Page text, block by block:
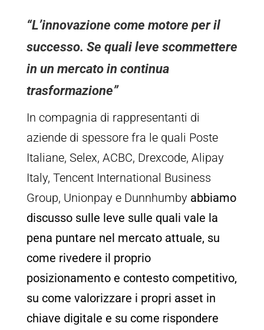
“L’innovazione come motore per il
successo. Se quali leve scommettere
in un mercato in continua
trasformazione”
In compagnia di rappresentanti di
aziende di spessore fra le quali Poste
Italiane, Selex, ACBC, Drexcode, Alipay
Italy, Tencent International Business
Group, Unionpay e Dunnhumby abbiamo
discusso sulle leve sulle quali vale la
pena puntare nel mercato attuale, su
come rivedere il proprio
posizionamento e contesto competitivo,
su come valorizzare i propri asset in
chiave digitale e su come rispondere